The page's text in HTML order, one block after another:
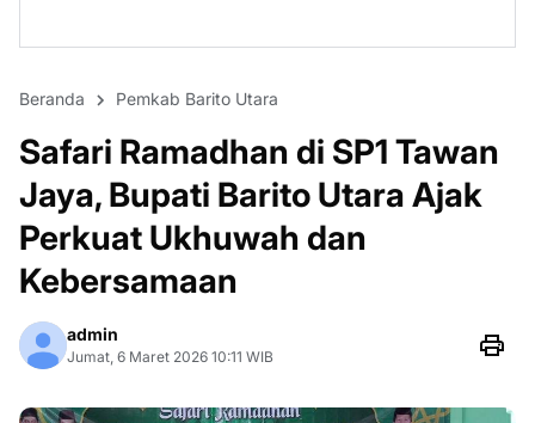
Beranda Pemkab Barito Utara
Safari Ramadhan di SP1 Tawan
Jaya, Bupati Barito Utara Ajak
Perkuat Ukhuwah dan
Kebersamaan
admin
Jumat, 6 Maret 2026 10:11 WIB